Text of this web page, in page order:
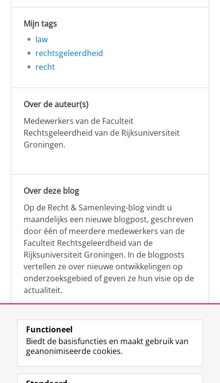
Mijn tags
law
rechtsgeleerdheid
recht
Over de auteur(s)
Medewerkers van de Faculteit
Rechtsgeleerdheid van de Rijksuniversiteit
Groningen.
Over deze blog
Op de Recht & Samenleving-blog vindt u
maandelijks een nieuwe blogpost, geschreven
door één of meerdere medewerkers van de
Faculteit Rechtsgeleerdheid van de
Rijksuniversiteit Groningen. In de blogposts
vertellen ze over nieuwe ontwikkelingen op
onderzoeksgebied of geven ze hun visie op de
actualiteit.
Volg de RUG
F
a
L
i
R
S
I
n
Y
o
Functioneel
Biedt de basisfuncties en maakt gebruik van
geanonimiseerde cookies.